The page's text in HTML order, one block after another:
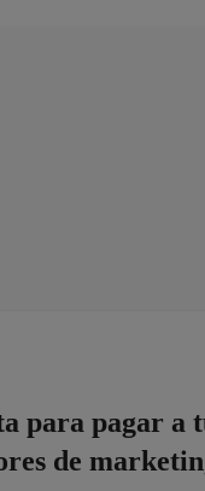
para pagar a
de